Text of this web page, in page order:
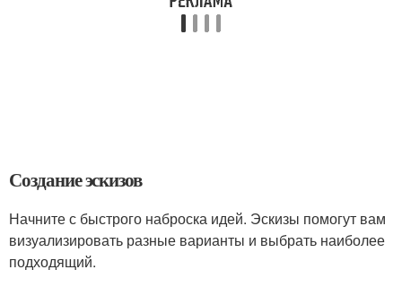
Создание эскизов
Начните с быстрого наброска идей. Эскизы помогут вам
визуализировать разные варианты и выбрать наиболее
подходящий.